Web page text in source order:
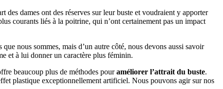
des dames ont des réserves sur leur buste et voudraient y apporter
courants liés à la poitrine, qui n’ont certainement pas un impact
nous sommes, mais d’un autre côté, nous devons aussi savoir
et à lui donner un caractère plus féminin.
beaucoup plus de méthodes pouraméliorer l’attrait du buste.
plastique exceptionnellement artificiel. Nous pouvons agir sur nos